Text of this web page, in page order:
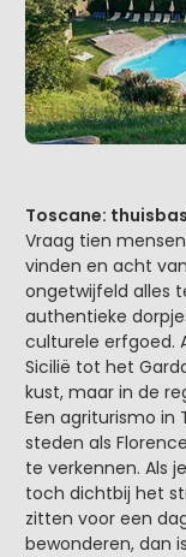
Toscane:
Vraag tien
vinden en acht
ongetwijfeld alles
authentieke
culturele erfgoed.
Sicilië tot het
kust, maar in de
Een agriturismo in
steden als
te verkennen. Als
toch dichtbij het
zitten voor een
bewonderen, dan